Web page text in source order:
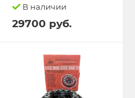
В наличии
29700 руб.